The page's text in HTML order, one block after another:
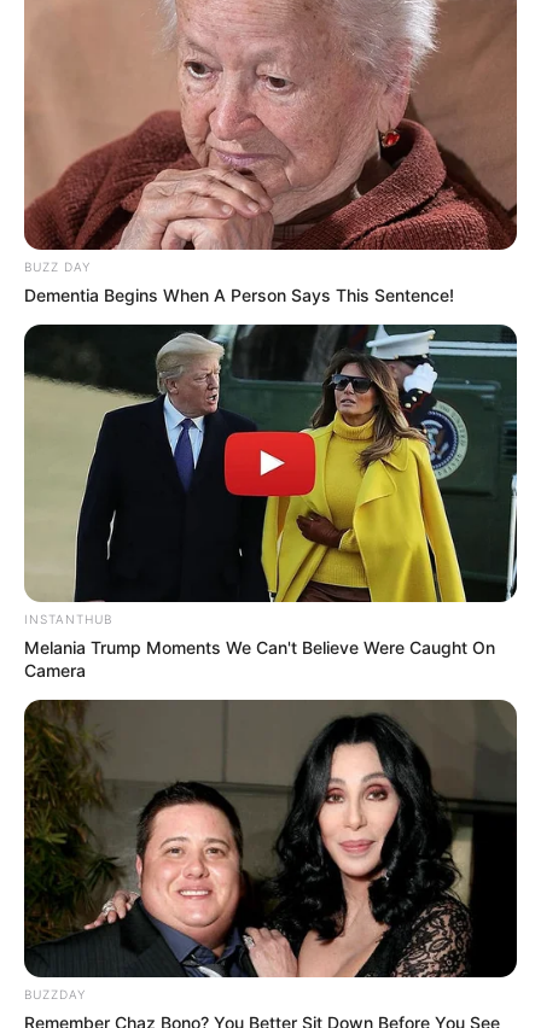
PEMAIN PEMERAN WHEN THE CAMELLIA BLOOMS
BUZZ DAY
Dementia Begins When A Person Says This Sentence!
INSTANTHUB
Melania Trump Moments We Can't Believe Were Caught On
Camera
BUZZDAY
Remember Chaz Bono? You Better Sit Down Before You See